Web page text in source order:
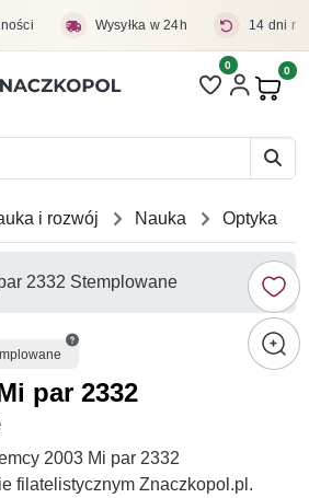
Wysyłka w 24h 14 dni
Liczba pozycji
0 0
i rozwój Nauka Optyka
par 2332
2003 Mi par 2332
filatelistycznym Znaczkopol.pl.